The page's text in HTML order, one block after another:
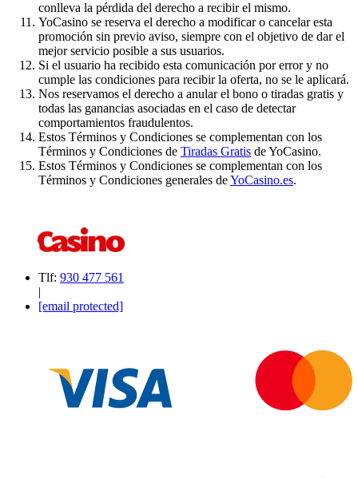
conlleva la pérdida del derecho a recibir el mismo.
YoCasino se reserva el derecho a modificar o cancelar esta
promoción sin previo aviso, siempre con el objetivo de dar el
mejor servicio posible a sus usuarios.
Si el usuario ha recibido esta comunicación por error y no
cumple las condiciones para recibir la oferta, no se le aplicará.
Nos reservamos el derecho a anular el bono o tiradas gratis y
todas las ganancias asociadas en el caso de detectar
comportamientos fraudulentos.
Estos Términos y Condiciones se complementan con los
Términos y Condiciones de Tiradas Gratis de YoCasino.
Estos Términos y Condiciones se complementan con los
Términos y Condiciones generales deYoCasino.es.
Tlf: 930 477 561
|
[email protected]